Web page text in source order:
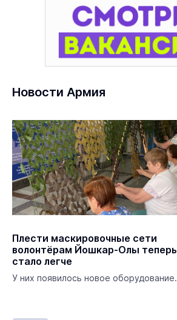
Новости Армия
Плести маскировочные сети
волонтёрам Йошкар-Олы теперь
стало легче
У них появилось новое оборудование.